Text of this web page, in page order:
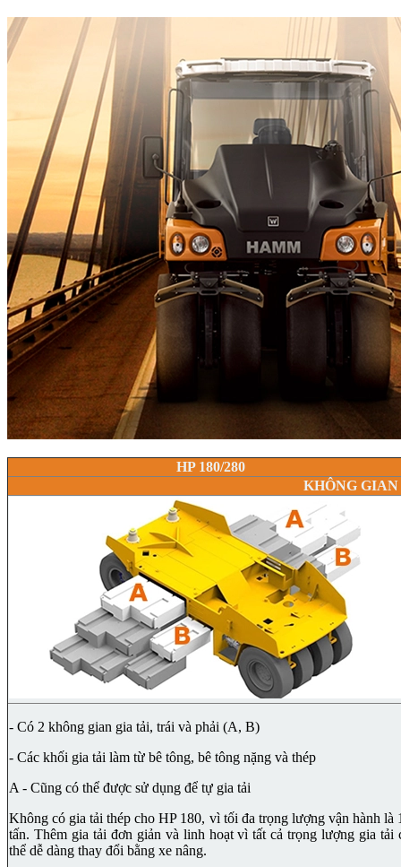
HP 180/280
KHÔNG
- Có 2 không gian gia tải, trái và phải (A, B)
- Các khối gia tải làm từ bê tông, bê tông nặng và thép
A - Cũng có thể được sử dụng để tự gia tải
Không có gia tải thép cho HP 180, vì tối đa trọng lượng vận hành là
tấn. Thêm gia tải đơn giản và linh hoạt vì tất cả trọng lượng gia tải
thể dễ dàng thay đổi bằng xe nâng.